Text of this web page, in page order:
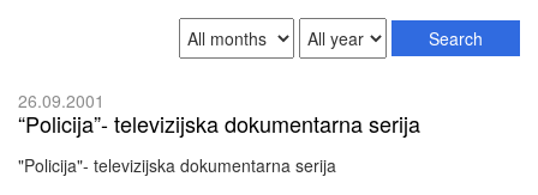
26.09.2001
“Policija”- televizijska dokumentarna serija
"Policija"- televizijska dokumentarna serija